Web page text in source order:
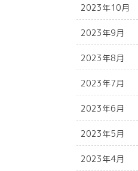
2023年10月
2023年9月
2023年8月
2023年7月
2023年6月
2023年5月
2023年4月